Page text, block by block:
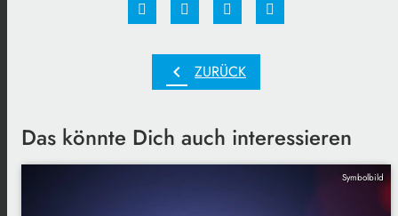
chevron_left ZURÜCK
Das könnte Dich auch interessieren
Symbolbild